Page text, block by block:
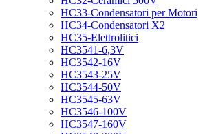
HC33-Condensatori per Motori
HC34-Condensatori X2
HC35-Elettrolitici
HC3541-6,3V
HC3542-16V
HC3543-25V
HC3544-50V
HC3545-63V
HC3546-100V
HC3547-160V